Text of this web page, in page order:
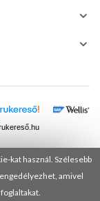
kat használ. Szélesebb
amivel
Hungary Kft.